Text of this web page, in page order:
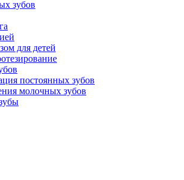
зубов
для детей
постоянных зубов
молочных зубов